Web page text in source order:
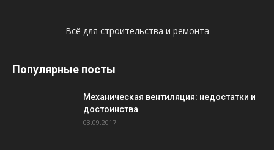
Всё для строительства и ремонта
Популярные посты
Механическая вентиляция: недостатки и
достоинства
03.09.2017